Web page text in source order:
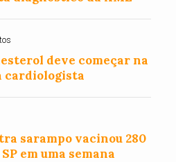
deve começar na
cardiologista
sarampo vacinou 280
em uma semana